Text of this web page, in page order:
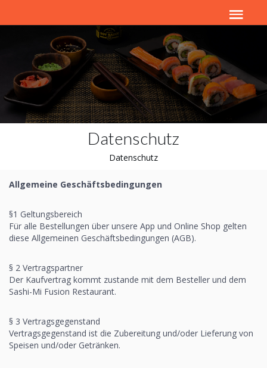
Datenschutz
Datenschutz
Allgemeine Geschäftsbedingungen
§1 Geltungsbereich
Für alle Bestellungen über unsere App und Online Shop gelten
diese Allgemeinen Geschäftsbedingungen (AGB).
§ 2 Vertragspartner
Der Kaufvertrag kommt zustande mit dem Besteller und dem
Sashi-Mi Fusion Restaurant.
§ 3 Vertragsgegenstand
Vertragsgegenstand ist die Zubereitung und/oder Lieferung von
Speisen und/oder Getränken.